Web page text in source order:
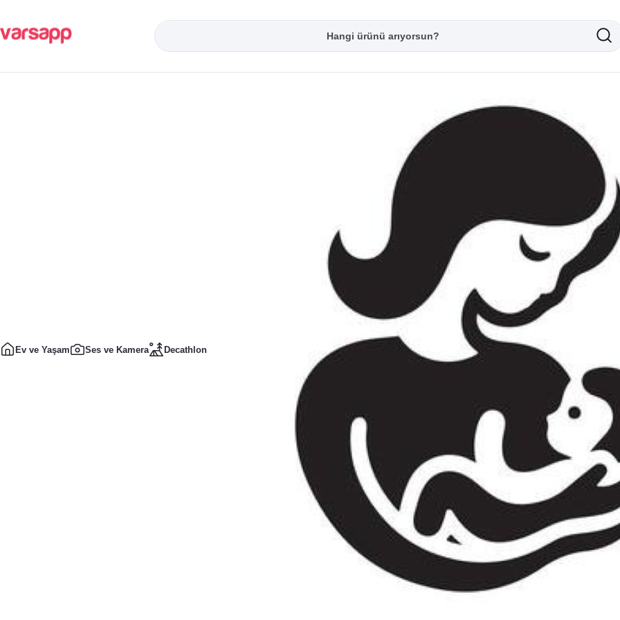
Ev ve Yaşam Ses ve Kamera Decathlon